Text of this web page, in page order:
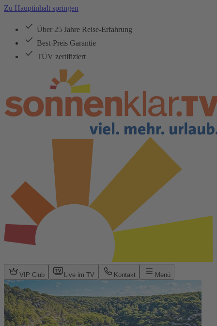
Zu Hauptinhalt springen
Über 25 Jahre Reise-Erfahrung
Best-Preis Garantie
TÜV zertifiziert
VIP Club Live im TV Kontakt Menü